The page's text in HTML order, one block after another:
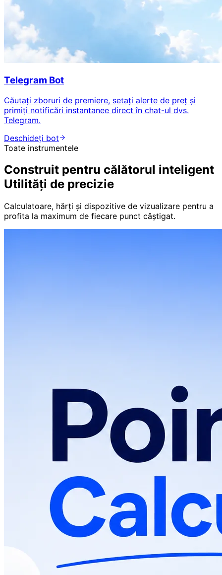
Telegram Bot
Căutați zboruri de premiere, setați alerte de preț și
primiți notificări instantanee direct în chat-ul dvs.
Telegram.
Deschideți bot
Toate instrumentele
Construit pentru călătorul inteligent
Utilități de precizie
Calculatoare, hărți și dispozitive de vizualizare pentru a
profita la maximum de fiecare punct câștigat.